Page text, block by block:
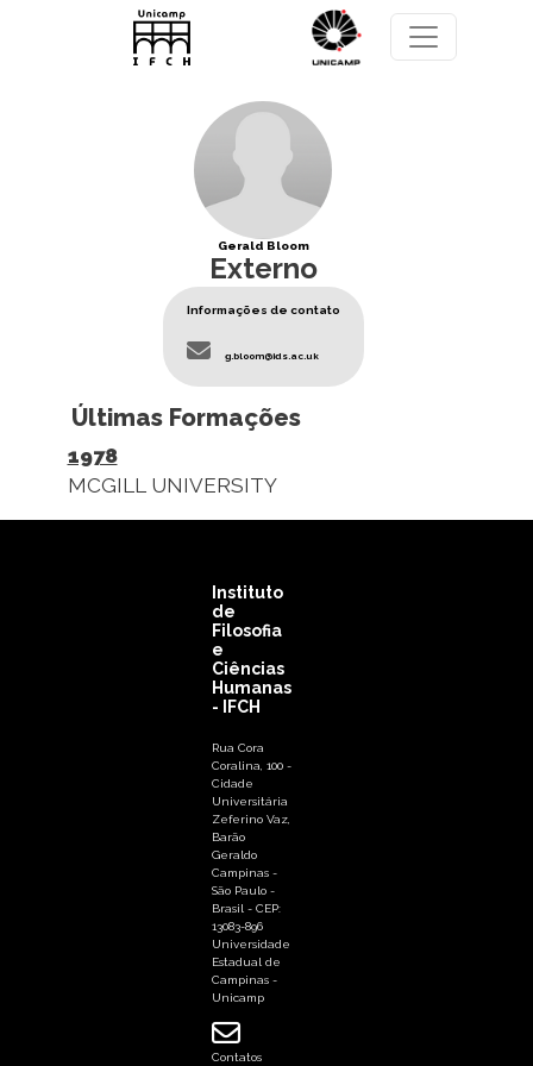
Pular para o conteúdo principal
Gerald Bloom
Externo
Informações de contato
g.bloom@ids.ac.uk
Últimas Formações
1978
MCGILL UNIVERSITY
Instituto
de
Filosofia
e
Ciências
Humanas
- IFCH
Rua Cora
Coralina, 100 -
Cidade
Universitária
Zeferino Vaz,
Barão
Geraldo
Campinas -
São Paulo -
Brasil - CEP:
13083-896
Universidade
Estadual de
Campinas -
Unicamp
Contatos